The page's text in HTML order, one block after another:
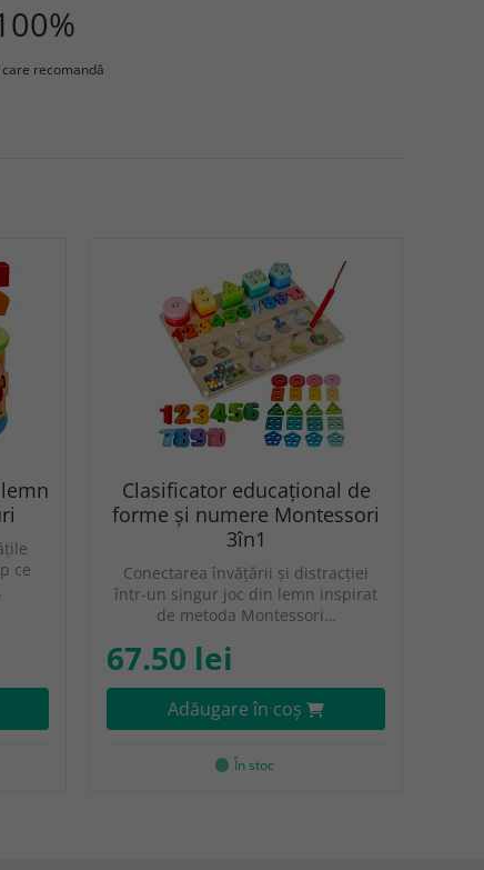
recomandă
ce
Clasificator educațional de
forme și numere Montessori
3în1
Conectarea învățării și distracției
într-un singur joc din lemn inspirat
de metoda Montessori…
67.50 lei
Adăugare în coş
În stoc